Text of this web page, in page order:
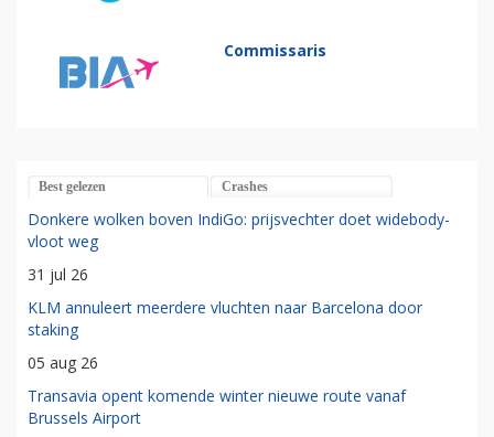
Commissaris
Best gelezen Crashes
Donkere wolken boven IndiGo: prijsvechter doet widebody-
vloot weg
31 jul 26
KLM annuleert meerdere vluchten naar Barcelona door
staking
05 aug 26
Transavia opent komende winter nieuwe route vanaf
Brussels Airport